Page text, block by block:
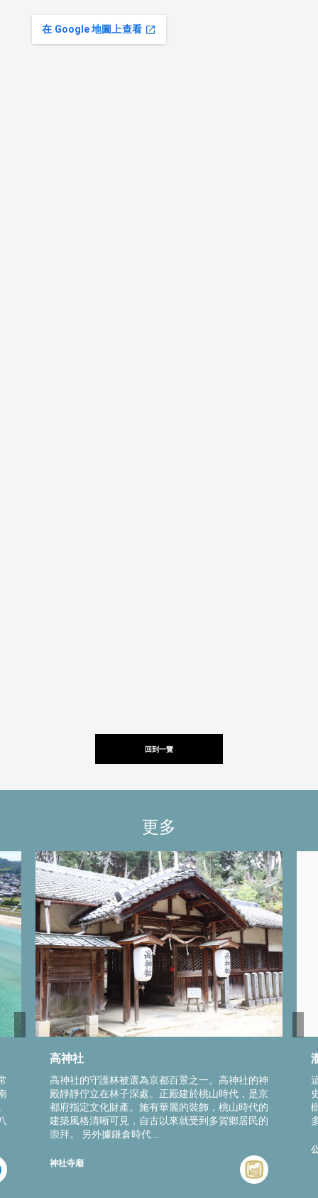
在 Google 地圖上查看
回到一覽
更多
高神社
高神社的守護林被選為京都百景之一。高神社的神
殿靜靜佇立在林子深處。正殿建於桃山時代，是京
都府指定文化財產。施有華麗的裝飾，桃山時代的
建築風格清晰可見，自古以來就受到多賀鄉居民的
崇拜。 另外據鎌倉時代 ...
神社寺廟